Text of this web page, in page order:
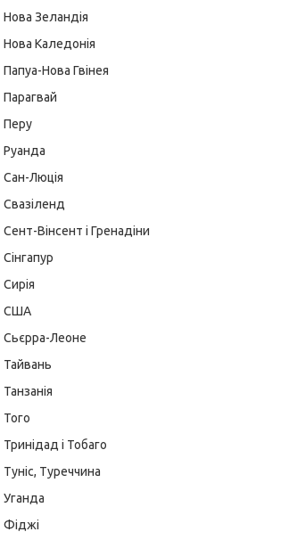
Нова Зеландія
Нова Каледонія
Папуа-Нова Гвінея
Парагвай
Перу
Руанда
Сан-Люція
Свазіленд
Сент-Вінсент і Гренадіни
Сінгапур
Сирія
США
Сьєрра-Леоне
Тайвань
Танзанія
Того
Тринідад і Тобаго
Туніс, Туреччина
Уганда
Фіджі